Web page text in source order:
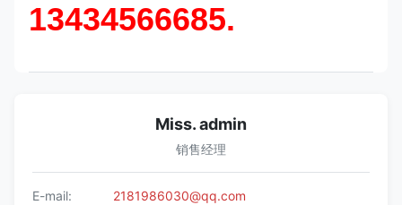
13434566685.
Miss. admin
销售经理
E-mail:
2181986030@qq.com